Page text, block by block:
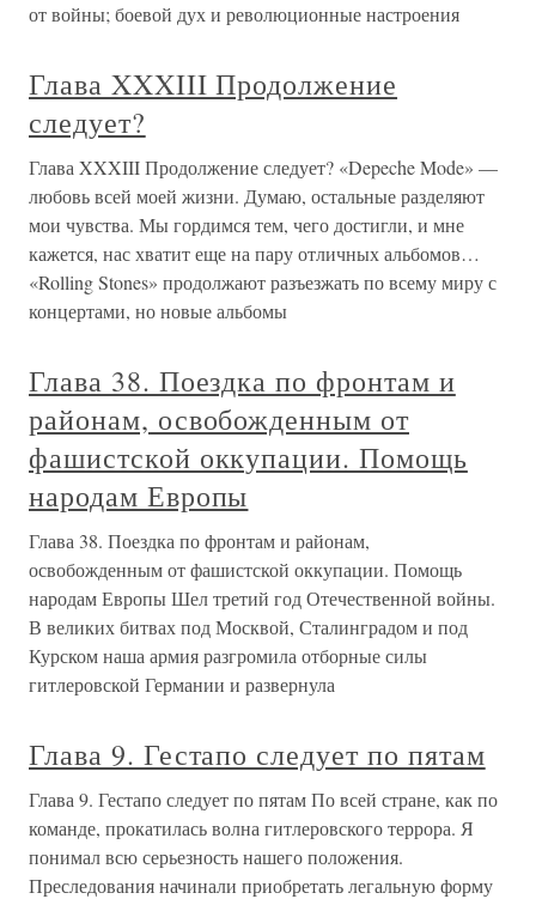
от войны; боевой дух и революционные настроения
Глава XXXIII Продолжение
следует?
Глава XXXIII Продолжение следует? «Depeche Mode» —
любовь всей моей жизни. Думаю, остальные разделяют
мои чувства. Мы гордимся тем, чего достигли, и мне
кажется, нас хватит еще на пару отличных альбомов…
«Rolling Stones» продолжают разъезжать по всему миру с
концертами, но новые альбомы
Глава 38. Поездка по фронтам и
районам, освобожденным от
фашистской оккупации. Помощь
народам Европы
Глава 38. Поездка по фронтам и районам,
освобожденным от фашистской оккупации. Помощь
народам Европы Шел третий год Отечественной войны.
В великих битвах под Москвой, Сталинградом и под
Курском наша армия разгромила отборные силы
гитлеровской Германии и развернула
Глава 9. Гестапо следует по пятам
Глава 9. Гестапо следует по пятам По всей стране, как по
команде, прокатилась волна гитлеровского террора. Я
понимал всю серьезность нашего положения.
Преследования начинали приобретать легальную форму